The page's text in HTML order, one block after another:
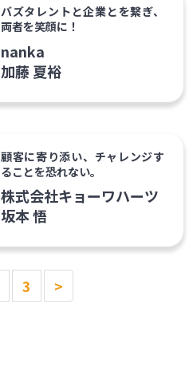
バズタレントと企業とを繋ぎ、
両者を笑顔に！
nanka
加藤 夏裕
顧客に寄り添い、チャレンジす
ることを恐れない。
株式会社キョーワハーツ
坂本 悟
3 >